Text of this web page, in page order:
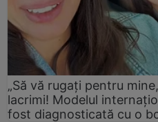
„Să vă rugați pentru
lacrimi! Modelul
fost diagnosticată cu o